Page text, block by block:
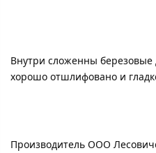
Внутри сложенны березовые
хорошо отшлифовано и
Производитель ООО